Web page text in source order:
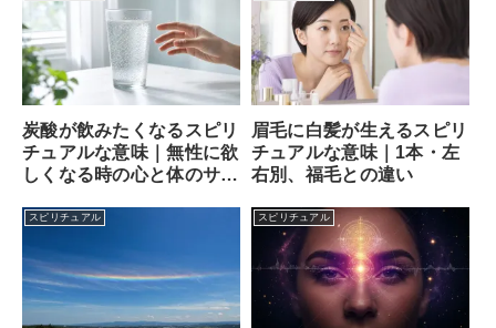
炭酸が飲みたくなるスピリ
チュアルな意味｜無性に欲
しくなる時の心と体のサイ
眉毛に白髪が生えるスピリ
チュアルな意味｜1本・左
右別、福毛との違い
スピリチュアル スピリチュアル